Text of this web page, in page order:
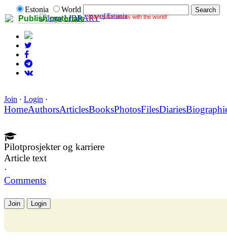
Publish materials Share your works with the world!
Estonia
World
LIBRARYof Estonia
Join · Login ·
HomeAuthorsArticlesBooksPhotosFilesDiaries
Pilotprosjekter og karriere
Article text
·
Comments
Join Login